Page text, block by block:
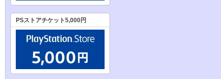
PSストアチケット5,000円